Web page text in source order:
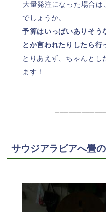
大量発注になった場合は
でしょうか。
予算はいっぱいありそう
とか言われたりしたら行
とりあえず、ちゃんとし
ます！
サウジアラビアへ畳